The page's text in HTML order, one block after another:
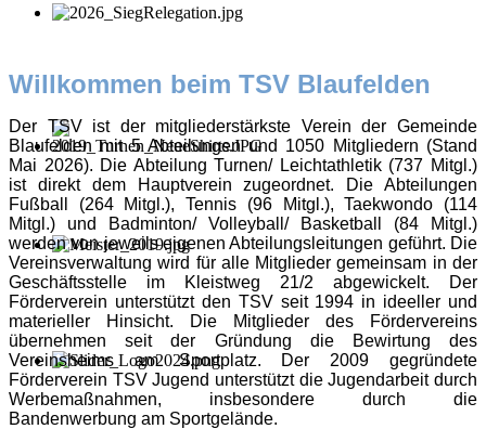
Willkommen beim TSV Blaufelden
Der TSV ist der mitgliederstärkste Verein der Gemeinde
Blaufelden mit 5 Abteilungen und 1050 Mitgliedern (Stand
Mai 2026). Die Abteilung Turnen/ Leichtathletik (737 Mitgl.)
ist direkt dem Hauptverein zugeordnet. Die Abteilungen
Fußball (264 Mitgl.), Tennis (96 Mitgl.), Taekwondo (114
Mitgl.) und Badminton/ Volleyball/ Basketball (84 Mitgl.)
werden von jeweils eigenen Abteilungsleitungen geführt. Die
Vereinsverwaltung wird für alle Mitglieder gemeinsam in der
Geschäftsstelle im Kleistweg 21/2 abgewickelt. Der
Förderverein unterstützt den TSV seit 1994 in ideeller und
materieller Hinsicht. Die Mitglieder des Fördervereins
übernehmen seit der Gründung die Bewirtung des
Vereinsheims am Sportplatz. Der 2009 gegründete
Förderverein TSV Jugend unterstützt die Jugendarbeit durch
Werbemaßnahmen, insbesondere durch die
Bandenwerbung am Sportgelände.